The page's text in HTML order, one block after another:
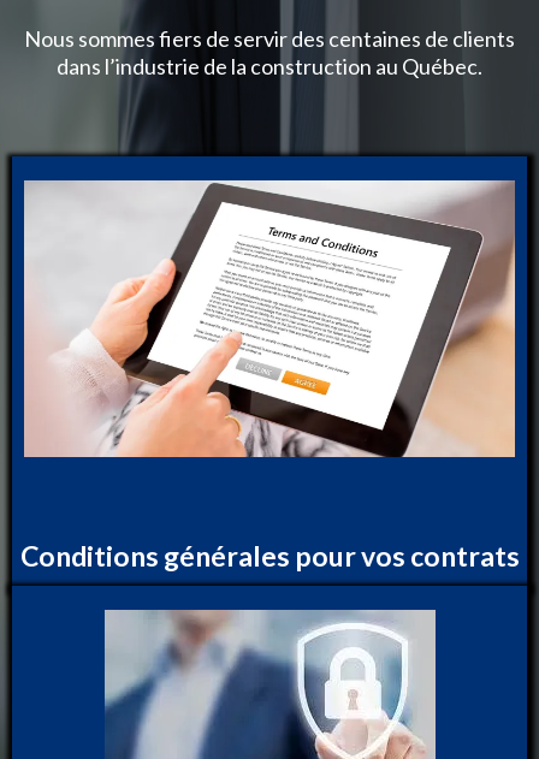
Nous sommes fiers de servir des centaines de clients
dans l’industrie de la construction au Québec.
Conditions générales pour vos contrats